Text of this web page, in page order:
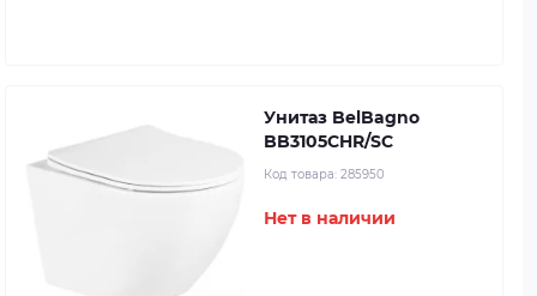
Унитаз BelBagno
BB3105CHR/SC
Код товара: 285950
Нет в наличии